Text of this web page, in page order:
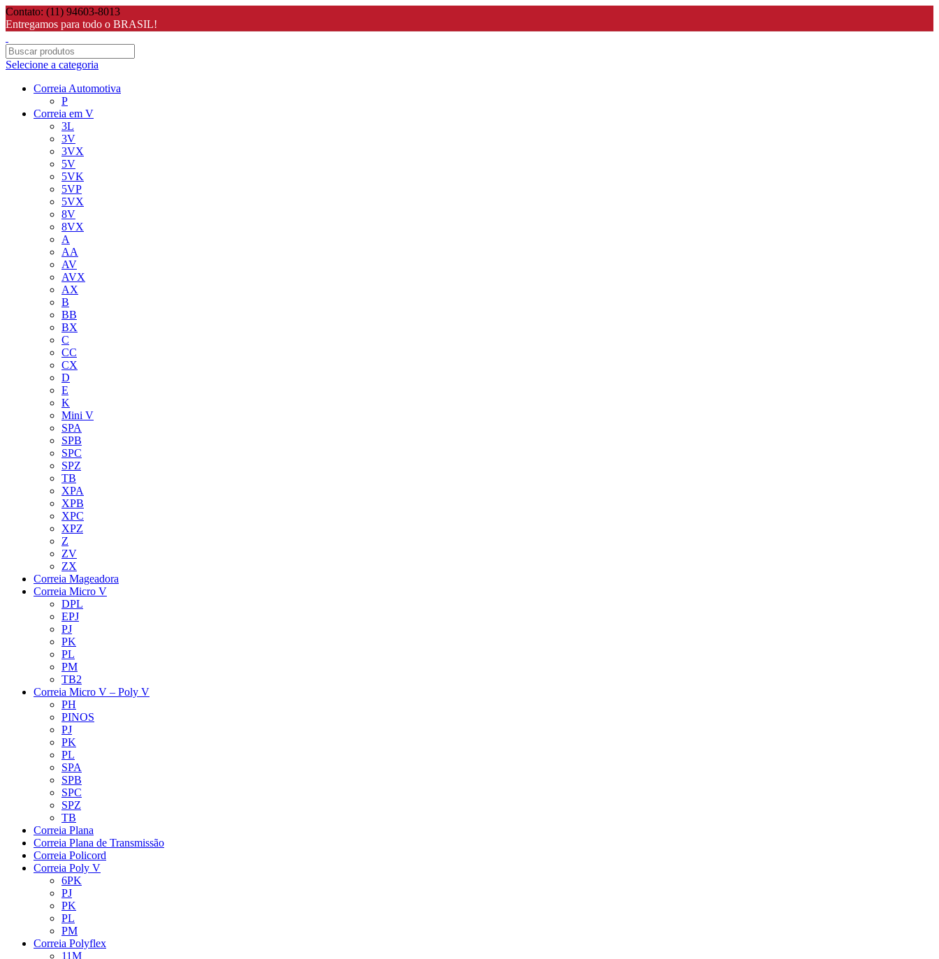
Contato: (11) 94603-8013
Entregamos para todo o BRASIL!
Selecione a categoria
Correia Automotiva
P
Correia em V
3L
3V
3VX
5V
5VK
5VP
5VX
8V
8VX
A
AA
AV
AVX
AX
B
BB
BX
C
CC
CX
D
E
K
Mini V
SPA
SPB
SPC
SPZ
TB
XPA
XPB
XPC
XPZ
Z
ZV
ZX
Correia Mageadora
Correia Micro V
DPL
EPJ
PJ
PK
PL
PM
TB2
Correia Micro V – Poly V
PH
PINOS
PJ
PK
PL
SPA
SPB
SPC
SPZ
TB
Correia Plana
Correia Plana de Transmissão
Correia Policord
Correia Poly V
6PK
PJ
PK
PL
PM
Correia Polyflex
11M